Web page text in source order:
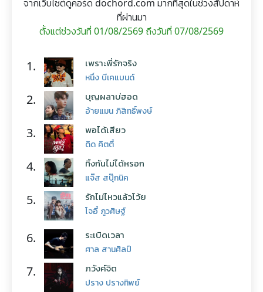
จากเว็บไซต์ดูคอร์ด dochord.com มากที่สุดในช่วงสัปดาห์
ที่ผ่านมา
ตั้งแต่ช่วงวันที่ 01/08/2569 ถึงวันที่ 07/08/2569
1. เพราะพี่รักจริง
หนึ่ง บีเคแบนด์
2. บุญผลาบ่ฮอด
อ้ายแมน ภิสิทธิ์พงษ์
3. พอได้เสียว
ดิด คิตตี้
4. ทิ้งกันไม่ได้หรอก
แจ๊ส สปุ๊กนิค
5. รักไม่ไหวแล้วโว้ย
โจอี้ ภูวศิษฐ์
6. ระเบิดเวลา
ศาล สานศิลป์
7. ภวังค์จิต
ปราง ปรางทิพย์